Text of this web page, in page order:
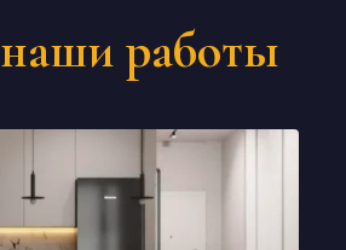
наши работы